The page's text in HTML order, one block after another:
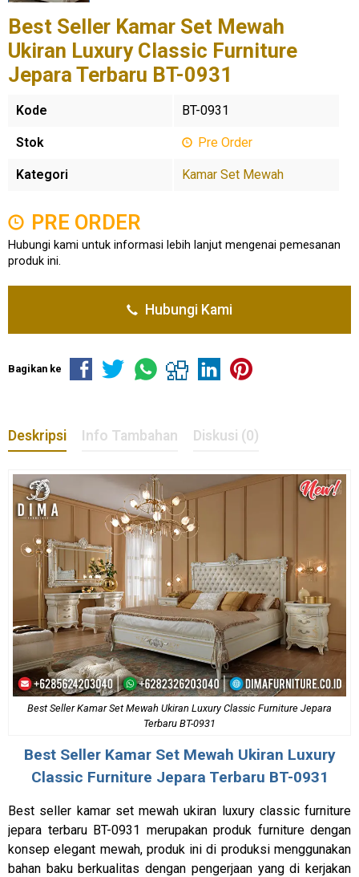
Best Seller Kamar Set Mewah
Ukiran Luxury Classic Furniture
Jepara Terbaru BT-0931
Kode BT-0931
Stok Pre Order
Kategori Kamar Set Mewah
PRE ORDER
Hubungi kami untuk informasi lebih lanjut mengenai pemesanan
produk ini.
Hubungi Kami
Bagikan ke
Deskripsi Info Tambahan Diskusi (0)
Best Seller Kamar Set Mewah Ukiran Luxury Classic Furniture Jepara
Terbaru BT-0931
Best Seller Kamar Set Mewah Ukiran Luxury
Classic Furniture Jepara Terbaru BT-0931
Best seller kamar set mewah ukiran luxury classic furniture
jepara terbaru BT-0931 merupakan produk furniture dengan
konsep elegant mewah, produk ini di produksi menggunakan
bahan baku berkualitas dengan pengerjaan yang di kerjakan